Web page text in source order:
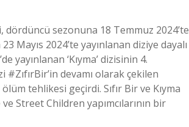
dördüncü sezonuna 18 Temmuz 2024’te
Mayıs 2024’te yayınlanan diziye dayalı
yayınlanan ‘Kıyma’ dizisinin 4.
devamı olarak çekilen
tehlikesi geçirdi. Sıfır Bir ve Kıyma
Street Children yapımcılarının bir